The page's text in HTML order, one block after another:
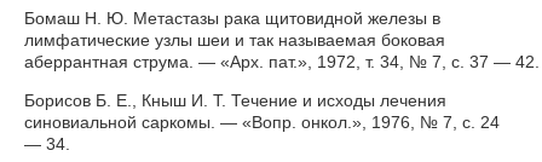
Бомаш Н. Ю. Метастазы рака щитовидной железы в
лимфатические узлы шеи и так называемая боковая
аберрантная струма. — «Арх. пат.», 1972, т. 34, № 7, с. 37 — 42.
Борисов Б. Е., Кныш И. Т. Течение и исходы лечения
синовиальной саркомы. — «Вопр. онкол.», 1976, № 7, с. 24
— 34.